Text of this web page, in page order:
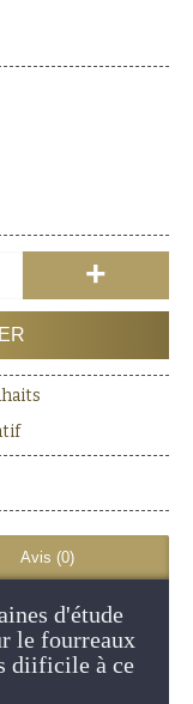
+
Avis (0)
d'étude
le fourreaux
diificile à ce